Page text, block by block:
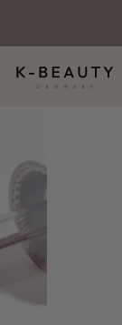
indhold